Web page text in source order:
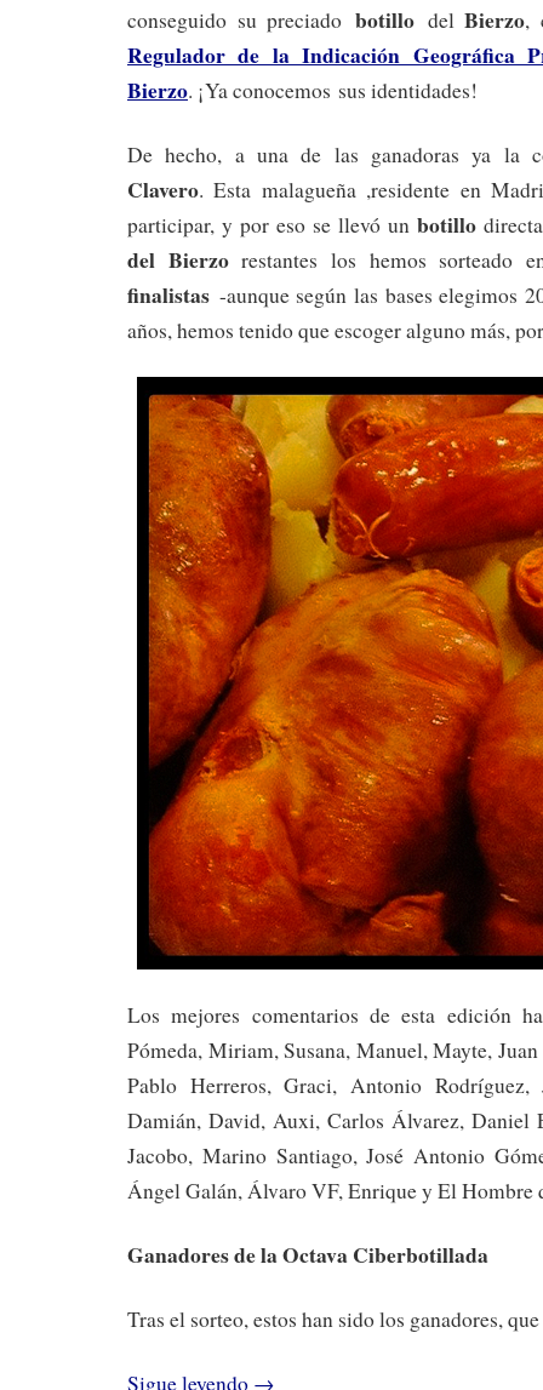
conseguido su preciadobotillo delBierzo,
Regulador de la Indicación Geográfica
Bierzo. ¡Ya conocemos sus identidades!
De hecho, a una de las ganadoras ya la
Clavero. Esta malagueña ,residente en
participar, y por eso se llevó un botillo
del Bierzorestantes los hemos sorteado
finalistas -aunque según las bases elegimos
años, hemos tenido que escoger alguno más,
Los mejores comentarios de esta edición
Pómeda, Miriam, Susana, Manuel, Mayte,
Pablo Herreros, Graci, Antonio Rodríguez,
Damián, David, Auxi, Carlos Álvarez, Daniel
Jacobo, Marino Santiago, José Antonio
Ángel Galán, Álvaro VF, Enrique y El Hombre
Ganadores de la Octava Ciberbotillada
Tras el sorteo, estos han sido los ganadores,
Sigue leyendo →